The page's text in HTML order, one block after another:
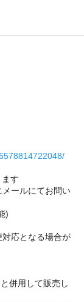
す
ールにてお問い
)
応となる場合が
併用して販売し